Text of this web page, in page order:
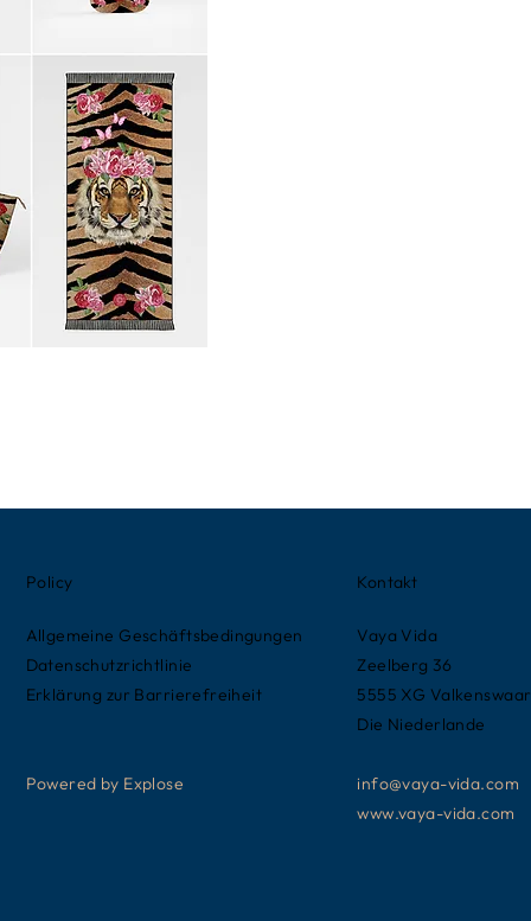
Policy
Allgemeine Geschäftsbedingungen
Datenschutzrichtlinie
Erklärung zur Barrierefreiheit
Powered by Explose
Kontakt
Vaya Vida
Zeelberg 36
5555 XG
Die Niederlande
info@vaya-vida.com
www.vaya-vida.com